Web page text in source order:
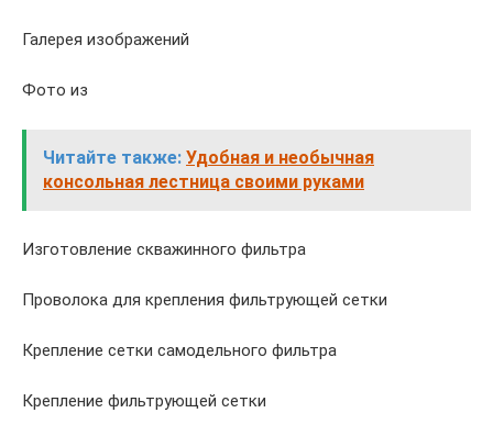
Галерея изображений
Фото из
Читайте также: Удобная и необычная
консольная лестница своими руками
Изготовление скважинного фильтра
Проволока для крепления фильтрующей сетки
Крепление сетки самодельного фильтра
Крепление фильтрующей сетки